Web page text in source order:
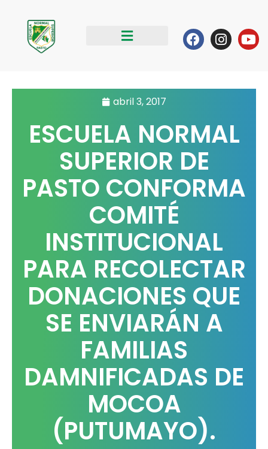
contenido
Facebook
abril 3, 2017
ESCUELA NORMAL
SUPERIOR DE
PASTO CONFORMA
COMITÉ
INSTITUCIONAL
PARA RECOLECTAR
DONACIONES QUE
SE ENVIARÁN A
FAMILIAS
DAMNIFICADAS DE
MOCOA
(PUTUMAYO).